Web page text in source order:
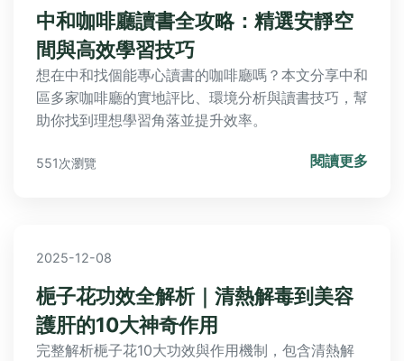
中和咖啡廳讀書全攻略：精選安靜空
間與高效學習技巧
想在中和找個能專心讀書的咖啡廳嗎？本文分享中和
區多家咖啡廳的實地評比、環境分析與讀書技巧，幫
助你找到理想學習角落並提升效率。
551次瀏覽 閱讀更多
2025-12-08
梔子花功效全解析｜清熱解毒到美容
護肝的10大神奇作用
完整解析梔子花10大功效與作用機制，包含清熱解